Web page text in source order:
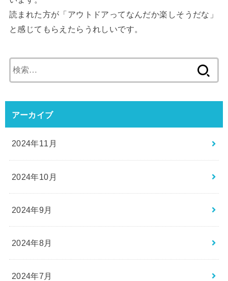
読まれた方が「アウトドアってなんだか楽しそうだな」
と感じてもらえたらうれしいです。
索:
アーカイブ
2024年11月
2024年10月
2024年9月
2024年8月
2024年7月